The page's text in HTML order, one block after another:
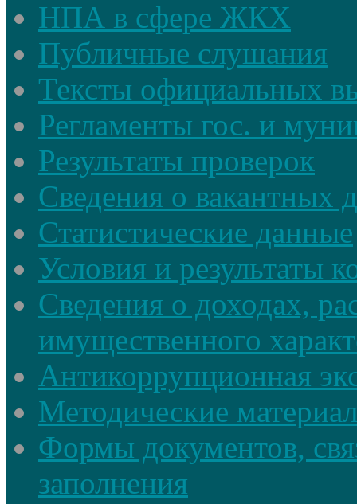
НПА в сфере ЖКХ
Публичные слушания
Тексты официальных
Регламенты гос. и
Результаты проверок
Сведения о вакантных
Статистические данные
Условия и результаты
Сведения о доходах,
имущественного
Антикоррупционная
Методические
Формы документов,
заполнения